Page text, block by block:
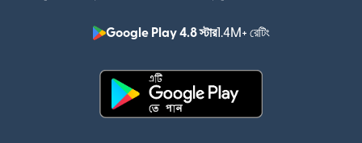
Google Play 4.8 স্টার1.4M+ রেটিং